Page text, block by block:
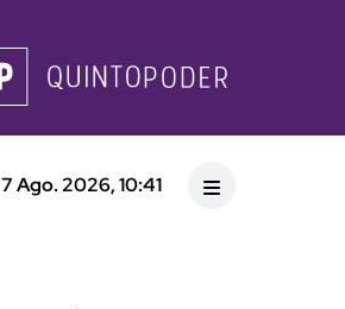
7 Ago. 2026, 10:41